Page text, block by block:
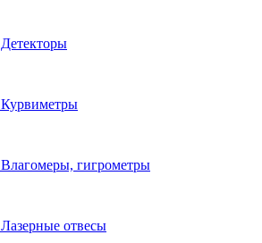
Детекторы
Курвиметры
Влагомеры, гигрометры
Лазерные отвесы